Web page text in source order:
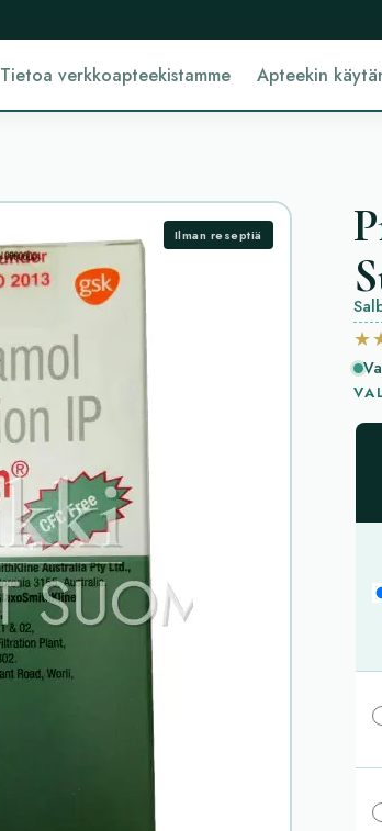
Tietoa verkkoapteekistamme Apteekin
Ilman reseptiä